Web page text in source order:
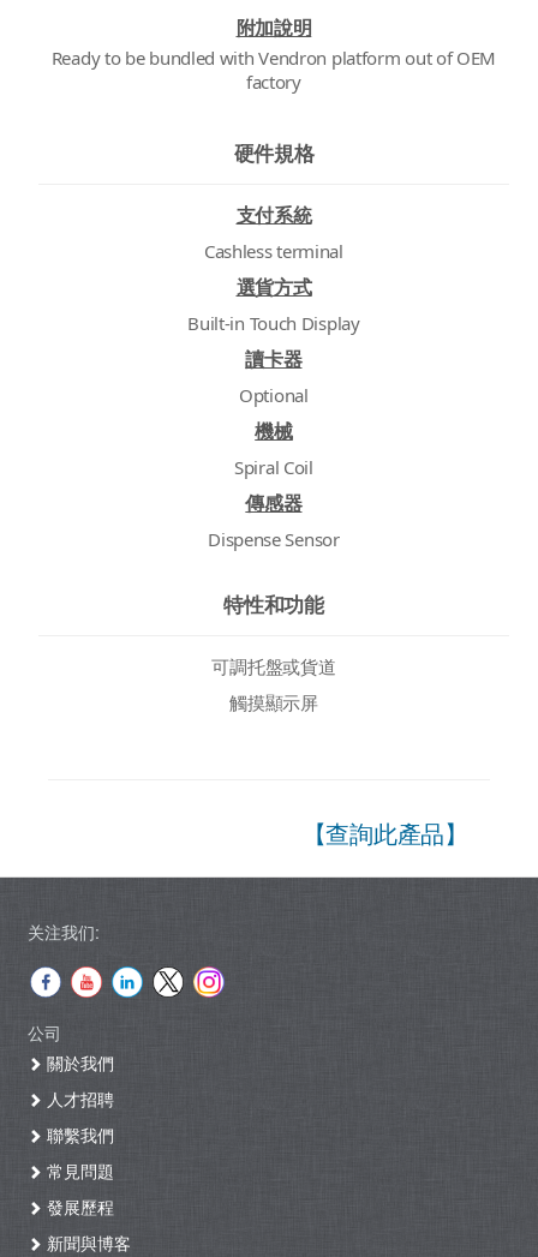
附加說明
Ready to be bundled with Vendron platform out of OEM
factory
硬件規格
支付系統
Cashless terminal
選貨方式
Built-in Touch Display
讀卡器
Optional
機械
Spiral Coil
傳感器
Dispense Sensor
特性和功能
可調托盤或貨道
觸摸顯示屏
【查詢此產品】
关注我们:
公司
關於我們
人才招聘
聯繫我們
常見問題
發展歷程
新聞與博客